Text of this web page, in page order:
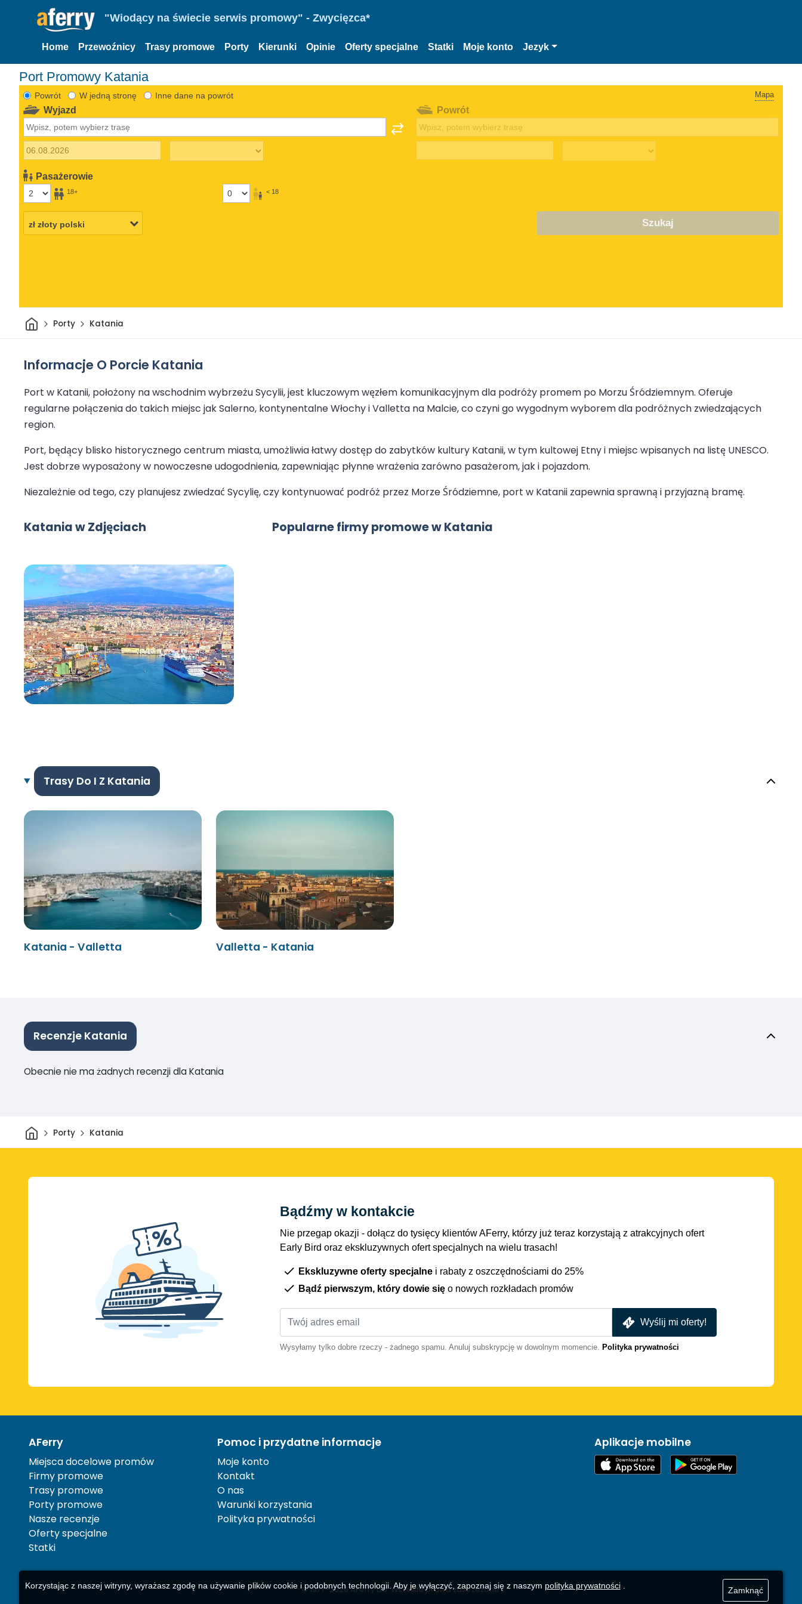
"Wiodący na świecie serwis promowy" - Zwycięzca*
Home Przewoźnicy Trasy promowe Porty Kierunki Opinie Oferty specjalne Statki Moje konto Jezyk
Port Promowy Katania
Powrót W jedną stronę Inne dane na powrót Mapa
Wyjazd
Pasażerowie
18+ < 18
Powrót
Szukaj
DomPorty Katania
Informacje O Porcie Katania
Port w Katanii, położony na wschodnim wybrzeżu Sycylii, jest kluczowym węzłem komunikacyjnym dla podróży promem po Morzu Śródziemnym. Oferuje
regularne połączenia do takich miejsc jak Salerno, kontynentalne Włochy i Valletta na Malcie, co czyni go wygodnym wyborem dla podróżnych zwiedzających
region.
Port, będący blisko historycznego centrum miasta, umożliwia łatwy dostęp do zabytków kultury Katanii, w tym kultowej Etny i miejsc wpisanych na listę UNESCO.
Jest dobrze wyposażony w nowoczesne udogodnienia, zapewniając płynne wrażenia zarówno pasażerom, jak i pojazdom.
Niezależnie od tego, czy planujesz zwiedzać Sycylię, czy kontynuować podróż przez Morze Śródziemne, port w Katanii zapewnia sprawną i przyjazną bramę.
Katania w Zdjęciach Popularne firmy promowe w Katania
Trasy Do I Z Katania
Katania - Valletta Valletta - Katania
Recenzje Katania
Obecnie nie ma żadnych recenzji dla Katania
DomPorty Katania
Bądźmy w kontakcie
Nie przegap okazji - dołącz do tysięcy klientów AFerry, którzy już teraz korzystają z atrakcyjnych ofert
Early Bird oraz ekskluzywnych ofert specjalnych na wielu trasach!
Ekskluzywne oferty specjalne i rabaty z oszczędnościami do 25%
Bądź pierwszym, który dowie się o nowych rozkładach promów
Wyślij mi oferty!
Wysyłamy tylko dobre rzeczy - żadnego spamu. Anuluj subskrypcję w dowolnym momencie. Polityka prywatności
AFerry
Miejsca docelowe promów
Firmy promowe
Trasy promowe
Porty promowe
Nasze recenzje
Oferty specjalne
Statki
Pomoc i przydatne informacje
Moje konto
Kontakt
O nas
Warunki korzystania
Polityka prywatności
Aplikacje mobilne
© 1977-2026AFerry Ltd. Wszelkie prawa zastrzeżone.
Korzystając z naszej witryny, wyrażasz zgodę na używanie plików cookie i podobnych technologii. Aby je wyłączyć, zapoznaj się z naszym polityka prywatności. Zamknąć